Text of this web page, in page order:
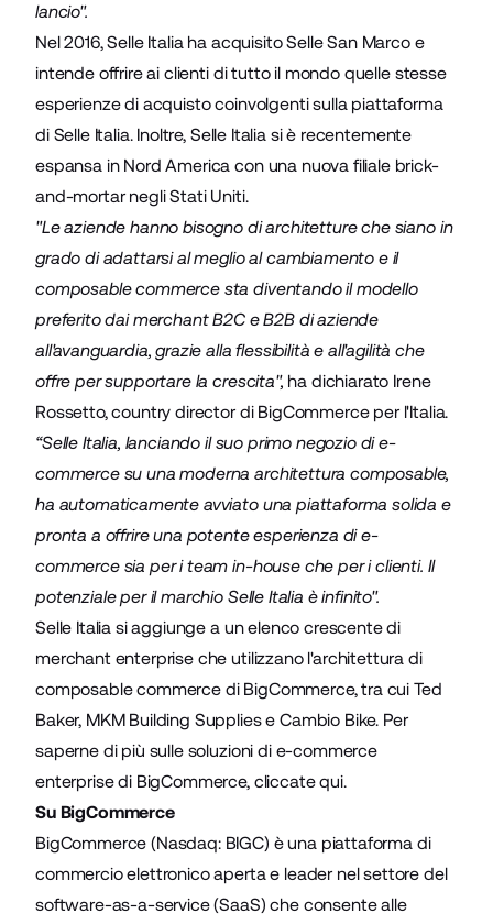
lancio".
Nel 2016, Selle Italia ha acquisitoSelle San Marcoe
intende offrire ai clienti di tutto il mondo quelle stesse
esperienze di acquisto coinvolgenti sulla piattaforma
di Selle Italia. Inoltre, Selle Italia si è recentemente
espansa in Nord America con una nuova filiale brick-
and-mortar negli Stati Uniti.
"Le aziende hanno bisogno di architetture che siano in
grado di adattarsi al meglio al cambiamento e il
composable commerce sta diventando il modello
preferito dai merchant B2C e B2B di aziende
all'avanguardia, grazie alla flessibilità e all'agilità che
offre per supportare la crescita", ha dichiarato Irene
Rossetto, country director di BigCommerce per l'Italia.
“Selle Italia, lanciando il suo primo negozio di e-
commerce su una moderna architettura composable,
ha automaticamente avviato una piattaforma solida e
pronta a offrire una potente esperienza di e-
commerce sia per i team in-house che per i clienti. Il
potenziale per il marchio Selle Italia è infinito".
Selle Italia si aggiunge a un elenco crescente di
merchant enterprise che utilizzano l'architettura di
composable commerce di BigCommerce, tra cui Ted
Baker, MKM Building SupplieseCambio Bike. Per
saperne di più sulle soluzioni di e-commerce
enterprise di BigCommerce, cliccate qui.
Su BigCommerce
BigCommerce (Nasdaq: BIGC) è una piattaforma di
commercio elettronico aperta e leader nel settore del
software-as-a-service (SaaS) che consente alle